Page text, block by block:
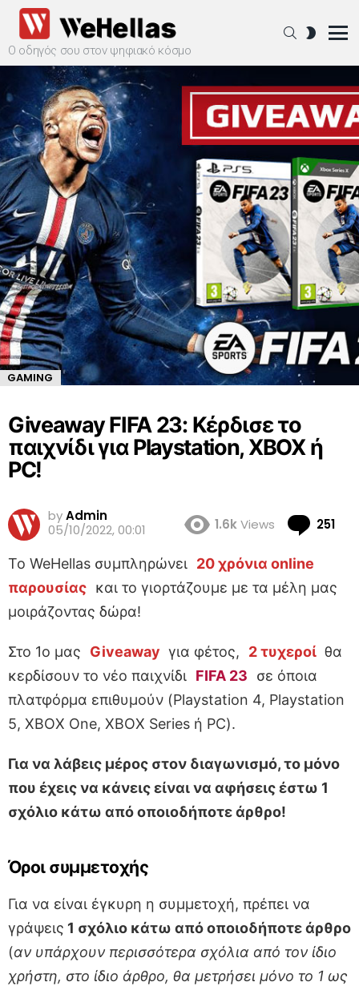
Ο οδηγός σου στον ψηφιακό κόσμο
SEARCHSWITCH
GAMING
Giveaway FIFA 23: Κέρδισε το
παιχνίδι για Playstation, XBOX ή
PC!
byAdmin
05/10/2022, 00:01
1.6kViews 251
Το WeHellas συμπληρώνει 20 χρόνια online
παρουσίας και το γιορτάζουμε με τα μέλη μας
μοιράζοντας δώρα!
Στο 1ο μας Giveaway για φέτος, 2 τυχεροί θα
κερδίσουν το νέο παιχνίδι FIFA 23
σε όποια
πλατφόρμα επιθυμούν (Playstation 4, Playstation
5, XBOX One, XBOX Series ή PC).
Για να λάβεις μέρος στον διαγωνισμό, το μόνο
που έχεις να κάνεις είναι να αφήσεις έστω 1
σχόλιο κάτω από οποιοδήποτε άρθρο!
Όροι συμμετοχής
Για να είναι έγκυρη η συμμετοχή, πρέπει να
γράψεις 1 σχόλιο κάτω από οποιοδήποτε άρθρο
(αν υπάρχουν περισσότερα σχόλια από τον ίδιο
χρήστη, στο ίδιο άρθρο, θα μετρήσει μόνο το 1 ως